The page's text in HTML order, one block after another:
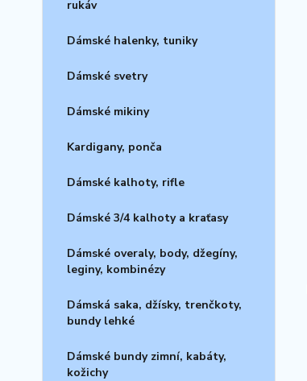
rukáv
Dámské halenky, tuniky
Dámské svetry
Dámské mikiny
Kardigany, ponča
Dámské kalhoty, rifle
Dámské 3/4 kalhoty a kraťasy
Dámské overaly, body, džegíny,
leginy, kombinézy
Dámská saka, džísky, trenčkoty,
bundy lehké
Dámské bundy zimní, kabáty,
kožichy